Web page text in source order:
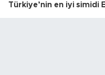
Türkiye’nin en iyi simidi